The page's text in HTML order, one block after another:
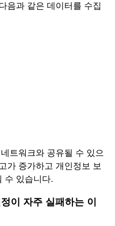
음과 같은 데이터를 수집
트워크와 공유될 수 있으
가 증가하고 개인정보 보
수 있습니다.
이 자주 실패하는 이